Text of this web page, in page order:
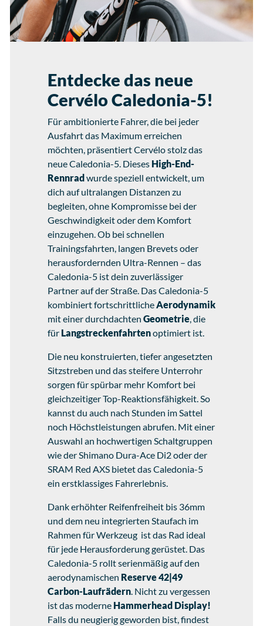
Entdecke das neue
Cervélo Caledonia-5!
Für ambitionierte Fahrer, die bei jeder
Ausfahrt das Maximum erreichen
möchten, präsentiert Cervélo stolz das
neue Caledonia-5. Dieses High-End-
Rennrad wurde speziell entwickelt, um
dich auf ultralangen Distanzen zu
begleiten, ohne Kompromisse bei der
Geschwindigkeit oder dem Komfort
einzugehen. Ob bei schnellen
Trainingsfahrten, langen Brevets oder
herausfordernden Ultra-Rennen – das
Caledonia-5 ist dein zuverlässiger
Partner auf der Straße. Das Caledonia-5
kombiniert fortschrittlicheAerodynamik
mit einer durchdachten Geometrie, die
für Langstreckenfahrtenoptimiert ist.
Die neu konstruierten, tiefer angesetzten
Sitzstreben und das steifere Unterrohr
sorgen für spürbar mehr Komfort bei
gleichzeitiger Top-Reaktionsfähigkeit. So
kannst du auch nach Stunden im Sattel
noch Höchstleistungen abrufen. Mit einer
Auswahl an hochwertigen Schaltgruppen
wie der Shimano Dura-Ace Di2 oder der
SRAM Red AXS bietet das Caledonia-5
ein erstklassiges Fahrerlebnis.
Dank erhöhter Reifenfreiheit bis 36mm
und dem neu integrierten Staufach im
Rahmen für Werkzeug ist das Rad ideal
für jede Herausforderung gerüstet. Das
Caledonia-5 rollt serienmäßig auf den
aerodynamischen Reserve 42|49
Carbon-Laufrädern. Nicht zu vergessen
ist das moderne Hammerhead Display!
Falls du neugierig geworden bist, findest